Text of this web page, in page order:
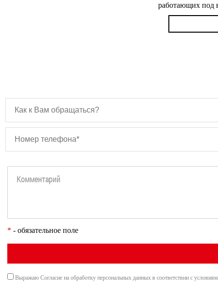
работающих под
* - обязательное поле
Выражаю Согласие на обработку персональных данных в соответствии с